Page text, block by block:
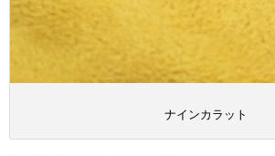
ナインカラット